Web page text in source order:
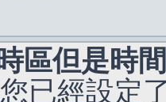
區但是時
已經設定